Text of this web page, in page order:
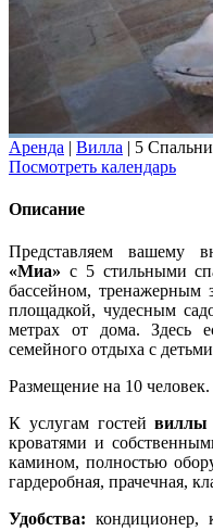
Аренда | Вилла | 5 Спальни
Посмотреть календарь
Описание
Представляем вашему
«Миа» с 5 стильными
бассейном, тренажерным
площадкой, чудесным
метрах от дома. Здесь
семейного отдыха с
Размещение на 10 человек.
К услугам гостейвиллы
кроватями и
камином, полностью
гардеробная, прачечная,
Удобства: кондиционер,